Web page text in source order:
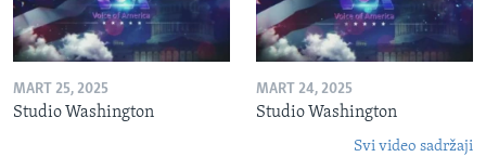
MART 25, 2025
Studio Washington
MART 24, 2025
Studio Washington
Svi video sadržaji